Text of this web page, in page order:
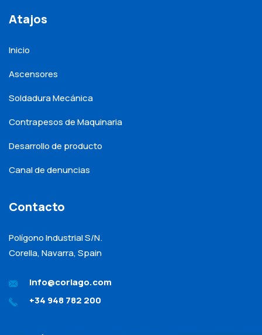
Atajos
Inicio
Ascensores
Soldadura Mecánica
Contrapesos de Maquinaria
Desarrollo de producto
Canal de denuncias
Contacto
Polígono Industrial S/N.
Corella, Navarra, Spain
info@corlago.com
+34 948 782 200